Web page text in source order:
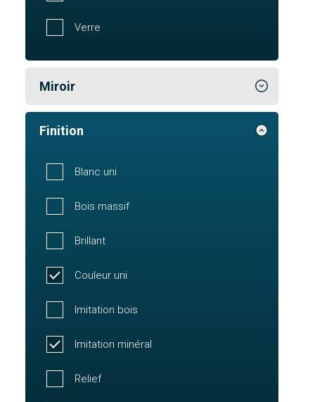
Verre
Miroir
Finition
Blanc uni
Bois massif
Brillant
Couleur uni
Imitation bois
Imitation minéral
Relief